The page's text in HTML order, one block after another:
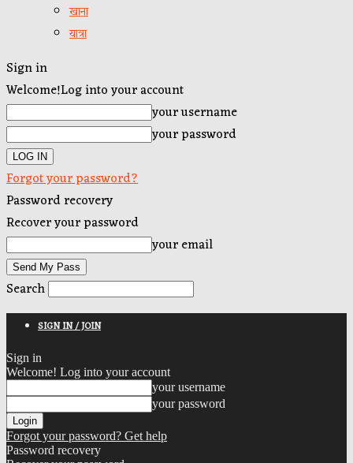
खाना
यात्रा
Sign in
Welcome!Log into your account
your username
your password
Forgot your password?
Password recovery
Recover your password
your email
Search
SIGN IN / JOIN
Sign in
Welcome! Log into your account
your username
your password
Forgot your password? Get help
Password recovery